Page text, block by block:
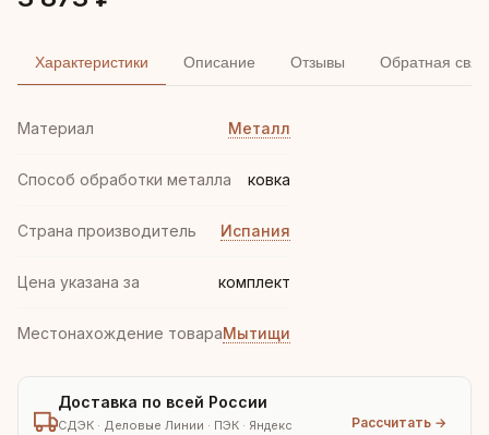
Характеристики Описание Отзывы Обратная
Материал Металл
Способ обработки металла ковка
Страна производитель Испания
Цена указана за комплект
Местонахождение товараМытищи
Доставка по всей России
СДЭК · Деловые Линии · ПЭК · Яндекс
Рассчитать →